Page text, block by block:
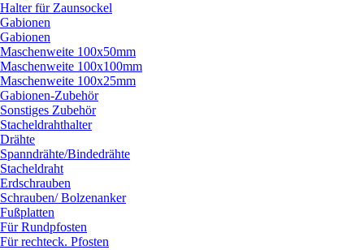
Halter für Zaunsockel
Gabionen
Gabionen
Maschenweite 100x50mm
Maschenweite 100x100mm
Maschenweite 100x25mm
Gabionen-Zubehör
Sonstiges Zubehör
Stacheldrahthalter
Drähte
Spanndrähte/Bindedrähte
Stacheldraht
Erdschrauben
Schrauben/Bolzenanker
Fußplatten
Für Rundpfosten
Für rechteck. Pfosten